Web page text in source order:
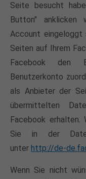
Seite besucht
Button" anklicken
Account eingeloggt
Seiten auf Ihrem
Facebook den
Benutzerkonto
als Anbieter der
übermittelten
Facebook erhalten.
Sie in der
unter http://de-
Wenn Sie nicht